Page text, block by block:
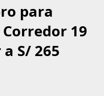
para
19
S/ 265